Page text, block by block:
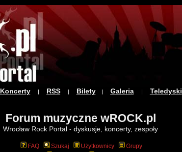
Koncerty| RSS| Bilety| Galeria| Teledyski
Forum muzyczne wROCK.pl
Wrocław Rock Portal - dyskusje, koncerty, zespoły
FAQ Szukaj Użytkownicy
Grupy